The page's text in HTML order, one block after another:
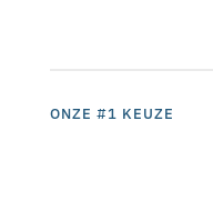
ONZE #1 KEUZE